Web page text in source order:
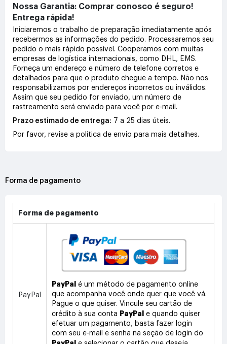
Nossa Garantia: Comprar conosco é seguro!
Entrega rápida!
Iniciaremos o trabalho de preparação imediatamente após
recebermos as informações do pedido. Processaremos seu
pedido o mais rápido possível. Cooperamos com muitas
empresas de logística internacionais, como DHL, EMS.
Forneça um endereço e número de telefone corretos e
detalhados para que o produto chegue a tempo. Não nos
responsabilizamos por endereços incorretos ou inválidos.
Assim que seu pedido for enviado, um número de
rastreamento será enviado para você por e-mail.
Prazo estimado de entrega: 7 a 25 dias úteis.
Por favor, revise a política de envio para mais detalhes.
Forma de pagamento
Forma de pagamento
PayPal
PayPal
é um método de pagamento online
que acompanha você onde quer que você vá.
Pague o que quiser. Vincule seu cartão de
crédito à sua conta PayPal
e quando quiser
efetuar um pagamento, basta fazer login
com seu e-mail e senha na seção de login do